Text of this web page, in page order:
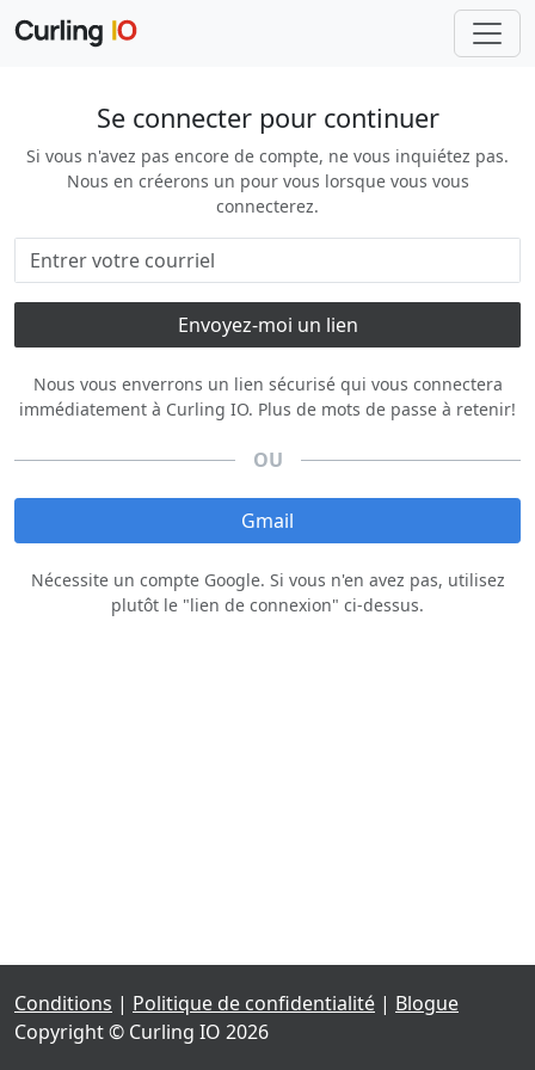
Se connecter pour continuer
Si vous n'avez pas encore de compte, ne vous inquiétez pas.
Nous en créerons un pour vous lorsque vous vous
connecterez.
Nous vous enverrons un lien sécurisé qui vous connectera
immédiatement à Curling IO. Plus de mots de passe à retenir!
OU
Gmail
Nécessite un compte Google. Si vous n'en avez pas, utilisez
plutôt le "lien de connexion" ci‑dessus.
Conditions | Politique de confidentialité | Blogue
Copyright © Curling IO 2026